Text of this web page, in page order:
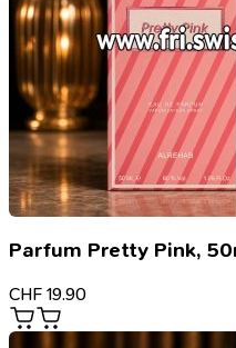
Parfum Pretty Pink,
CHF 19.90